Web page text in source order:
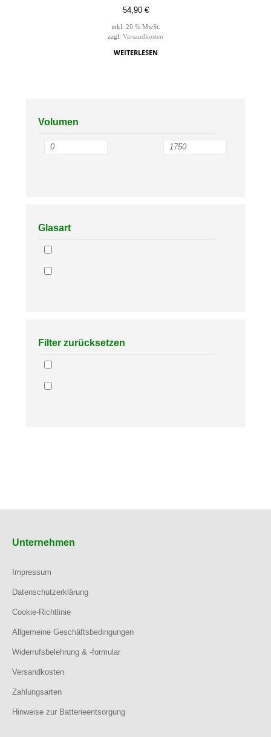
54,90 €
inkl. 20 % MwSt.
zzgl. Versandkosten
WEITERLESEN
Volumen
Glasart
Filter zurücksetzen
Unternehmen
Impressum
Datenschutzerklärung
Cookie-Richtlinie
Allgemeine Geschäftsbedingungen
Widerrufsbelehrung & -formular
Versandkosten
Zahlungsarten
Hinweise zur Batterieentsorgung